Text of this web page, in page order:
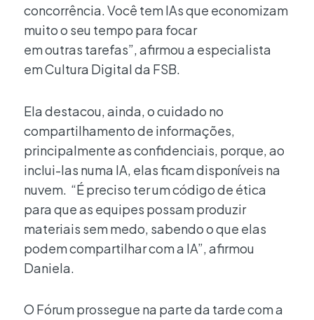
concorrência. Você tem IAs que economizam
muito o seu tempo para focar
em outras tarefas”, afirmou a especialista
em Cultura Digital da FSB.
Ela destacou, ainda, o cuidado no
compartilhamento de informações,
principalmente as confidenciais, porque, ao
inclui-las numa IA, elas ficam disponíveis na
nuvem. “É preciso ter um código de ética
para que as equipes possam produzir
materiais sem medo, sabendo o que elas
podem compartilhar com a IA”, afirmou
Daniela.
O Fórum prossegue na parte da tarde com a